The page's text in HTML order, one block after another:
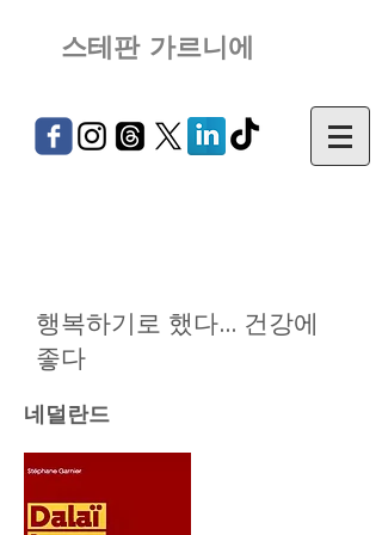
스테판 가르니에
행복하기로 했다... 건강에
좋다
네덜란드